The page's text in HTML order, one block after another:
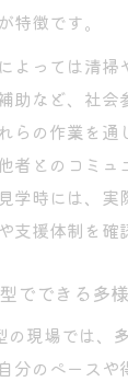
特徴です。
よっては清
助など、社
らの作業を通
者とのコミュ
学時には、実
支援体制を確
でできる多
の現場では、
分のペースや